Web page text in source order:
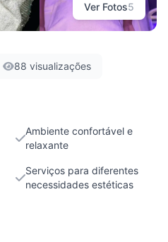
Ver Fotos5
88 visualizações
Ambiente confortável e
relaxante
Serviços para diferentes
necessidades estéticas